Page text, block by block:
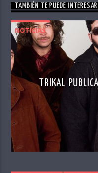
TAMBIÉN TE PUEDE INTERESAR
NOTICIAS
TRIKAL